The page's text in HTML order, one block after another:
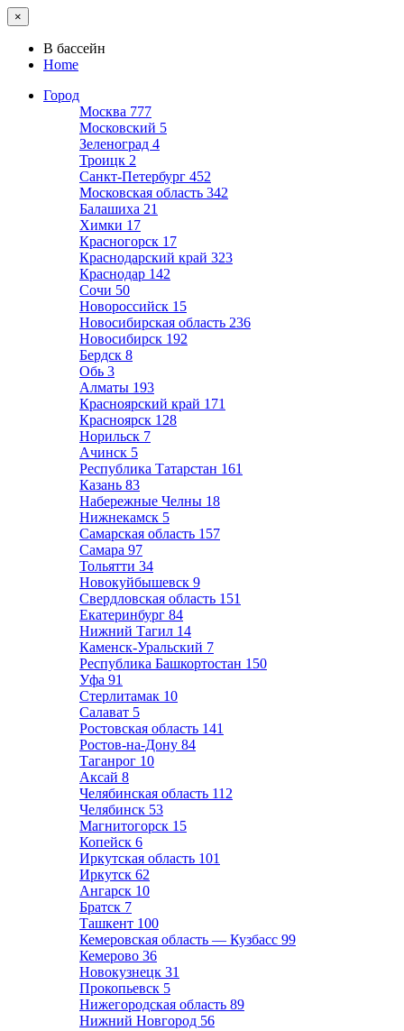
×
В бассейн
Home
Город
Москва 777
Московский 5
Зеленоград 4
Троицк 2
Санкт-Петербург 452
Московская область 342
Балашиха 21
Химки 17
Красногорск 17
Краснодарский край 323
Краснодар 142
Сочи 50
Новороссийск 15
Новосибирская область 236
Новосибирск 192
Бердск 8
Обь 3
Алматы 193
Красноярский край 171
Красноярск 128
Норильск 7
Ачинск 5
Республика Татарстан 161
Казань 83
Набережные Челны 18
Нижнекамск 5
Самарская область 157
Самара 97
Тольятти 34
Новокуйбышевск 9
Свердловская область 151
Екатеринбург 84
Нижний Тагил 14
Каменск-Уральский 7
Республика Башкортостан 150
Уфа 91
Стерлитамак 10
Салават 5
Ростовская область 141
Ростов-на-Дону 84
Таганрог 10
Аксай 8
Челябинская область 112
Челябинск 53
Магнитогорск 15
Копейск 6
Иркутская область 101
Иркутск 62
Ангарск 10
Братск 7
Ташкент 100
Кемеровская область — Кузбасс 99
Кемерово 36
Новокузнецк 31
Прокопьевск 5
Нижегородская область 89
Нижний Новгород 56